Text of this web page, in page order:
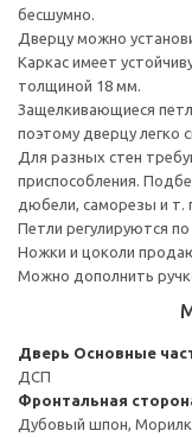
бесшумно.
Дверцу можно
Каркас имеет
толщиной 18 мм.
Защелкивающиеся
поэтому дверцу легко
Для разных стен
приспособления.
дюбели, саморезы и т.
Петли регулируются
Ножки и цоколи
Можно дополнить
Дверь Основные
ДСП
Фронтальная
Дубовый шпон,